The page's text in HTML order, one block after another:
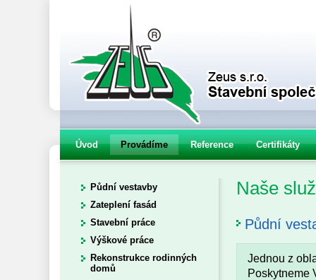
Úvod Provádíme Reference Certifikáty
Půdní vestavby
Zateplení fasád
Stavební práce
Výškové práce
Rekonstrukce rodinných
domů
Naše
Půdní
Jednou z
Poskytneme